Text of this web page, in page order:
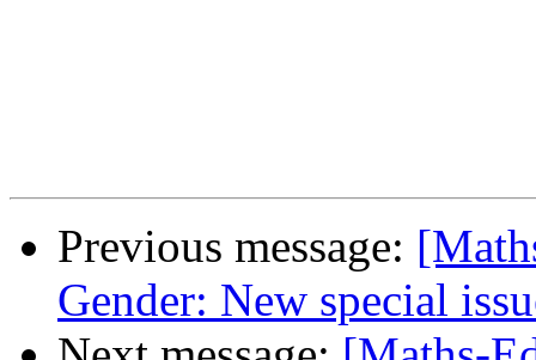
Previous message:
Gender: New special